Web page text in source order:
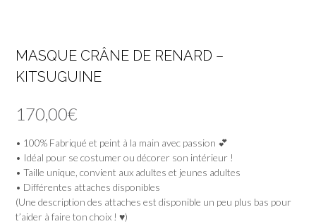
MASQUE CRÂNE DE RENARD –
KITSUGUINE
170,00€
• 100% Fabriqué et peint à la main avec passion 💕
• Idéal pour se costumer ou décorer son intérieur !
• Taille unique, convient aux adultes et jeunes adultes
• Différentes attaches disponibles
(Une description des attaches est disponible un peu plus bas pour
t’aider à faire ton choix ! ♥)